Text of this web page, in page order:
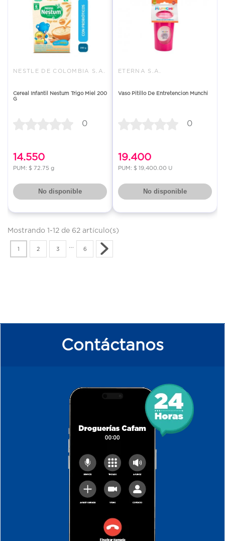
NESTLE DE COLOMBIA S.A.
Cereal Infantil Nestum Trigo Miel 200
G
0
14.550
PUM: $ 72.75 g
No disponible
ETERNA S.A.
Vaso Pitillo De Entretencion Munchi
0
19.400
PUM: $ 19,400.00 U
No disponible
Mostrando 1-12 de 62 artículo(s)
1 2 3 … 6
Contáctanos